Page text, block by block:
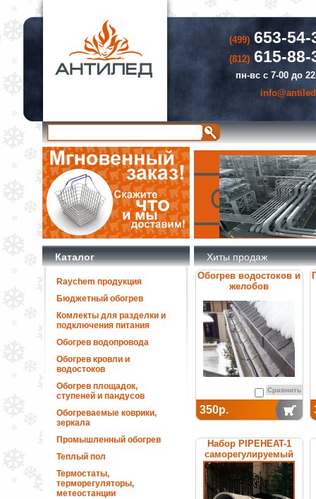
(499)653-54-
(812)615-88-
пн-вс с 7-00 до
Каталог
Raychem продукция
Бюджетный обогрев
Комлекты для разделки и
подключения питания
Обогрев водопровода
Обогрев кровли и
водостоков
Обогрев площадок,
ступеней и пандусов
Обогреваемые коврики,
зеркала
Промышленный обогрев
Теплый пол
Термостаты,
терморегуляторы,
метеостанции
Хиты продаж
Обогрев водостоков и
желобов
Сравнить
350р.
Набор PIPEHEAT-1
саморегулируемый
для обогрева
пластиковых труб